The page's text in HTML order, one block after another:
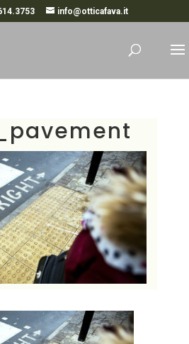
info@otticafava.it